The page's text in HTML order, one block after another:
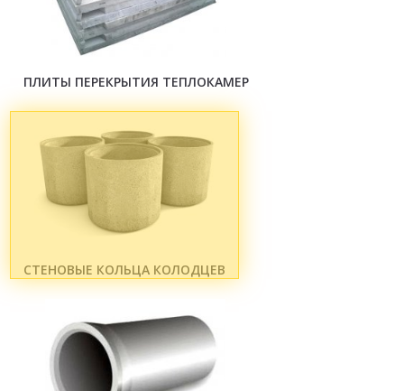
ПЛИТЫ ПЕРЕКРЫТИЯ ТЕПЛОКАМЕР
СТЕНОВЫЕ КОЛЬЦА КОЛОДЦЕВ